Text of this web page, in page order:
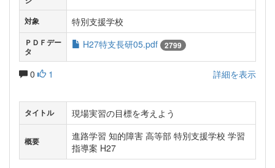
対象
特別支援学校
ＰＤＦデー
タ
H27特支長研05.pdf 2799
0 1 詳細を表示
タイトル 現場実習の目標を考えよう
概要
進路学習 知的障害 高等部 特別支援学校 学習
指導案 H27